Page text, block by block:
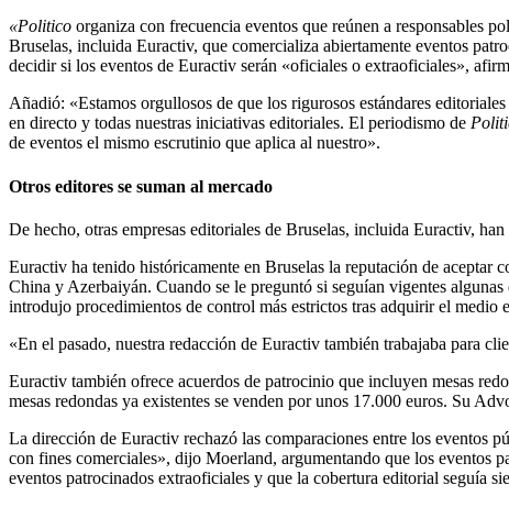
«Politico organiza con frecuencia eventos que reúnen a responsables
Bruselas, incluida Euractiv, que comercializa abiertamente eventos
decidir si los eventos de Euractiv serán «oficiales o extraoficiales»,
Añadió: «Estamos orgullosos de que los rigurosos estándares editoriales
en directo y todas nuestras iniciativas editoriales. El periodismo de
de eventos el mismo escrutinio que aplica al nuestro».
Otros editores se suman al mercado
De hecho, otras empresas editoriales de Bruselas, incluida Euractiv,
Euractiv ha tenido históricamente en Bruselas la reputación de aceptar
China y Azerbaiyán. Cuando se le preguntó si seguían vigentes
introdujo procedimientos de control más estrictos tras adquirir el medio
«En el pasado, nuestra redacción de Euractiv también trabajaba para
Euractiv también ofrece acuerdos de patrocinio que incluyen mesas
mesas redondas ya existentes se venden por unos 17.000 euros. Su
La dirección de Euractiv rechazó las comparaciones entre los eventos
con fines comerciales», dijo Moerland, argumentando que los eventos
eventos patrocinados extraoficiales y que la cobertura editorial seguía